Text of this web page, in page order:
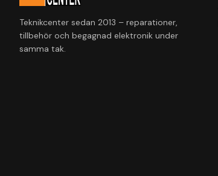
Teknikcenter sedan 2013 – reparationer,
tillbehör och begagnad elektronik under
samma tak.